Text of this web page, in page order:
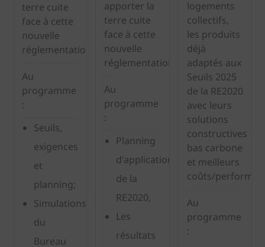
terre cuite
face à cette
nouvelle
réglementation.
Au
programme
:
Seuils,
exigences
et
planning;
Simulations
du
Bureau
apporter la
terre cuite
face à cette
nouvelle
réglementation.
Au
programme
:
Planning
d'application
de la
RE2020,
Les
résultats
logements
collectifs,
les produits
déjà
adaptés aux
Seuils 2025
de la RE2020
avec leurs
solutions
constructives
bas carbone
et meilleurs
coûts/
Au
programme
: